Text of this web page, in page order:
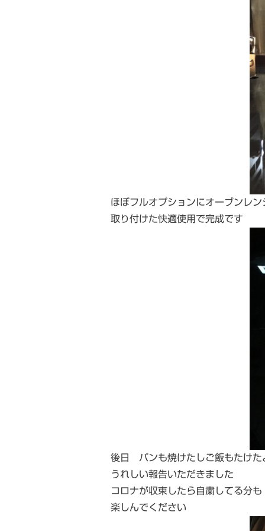
ほぼフルオプションにオーブンレン
取り付けた快適使用で完成です
後日 パンも焼けたしご飯もたけた
うれしい報告いただきました
コロナが収束したら自粛してる分も
楽しんでください